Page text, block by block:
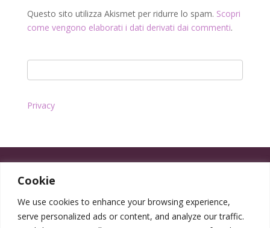
Cookie
We use cookies to enhance your browsing experience,
serve personalized ads or content, and analyze our traffic.
Questo sito utilizza Akismet per ridurre lo spam. Scopri
come vengono elaborati i dati derivati dai commenti.
Privacy